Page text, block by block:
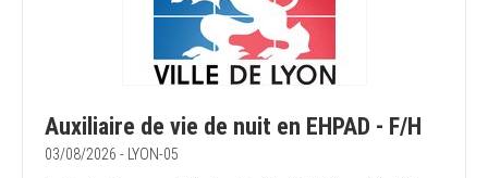
Auxiliaire de vie de nuit en EHPAD - F/H
03/08/2026 - LYON-05